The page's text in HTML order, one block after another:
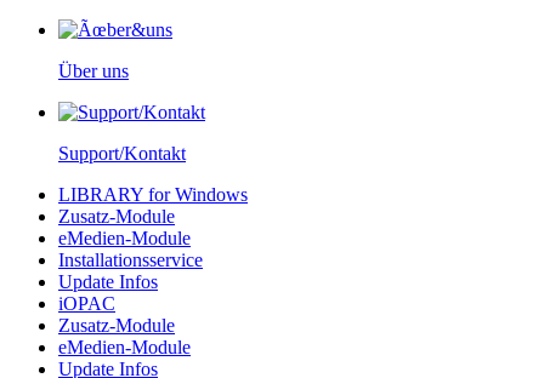
Über uns
Support/Kontakt
LIBRARY for Windows
Zusatz-Module
eMedien-Module
Installationsservice
Update Infos
iOPAC
Zusatz-Module
eMedien-Module
Update Infos